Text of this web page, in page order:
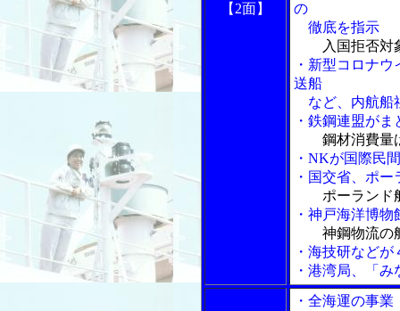
【2面】
の
徹底を指示
入国拒否対
・新型コロナ
送船
など、内航船
・鉄鋼連盟が
鋼材消費量
・NKが国際民
・国交省、ポ
ポーランド
・神戸海洋博
神鋼物流の
・海技研など
・港湾局、「
・全海運の事